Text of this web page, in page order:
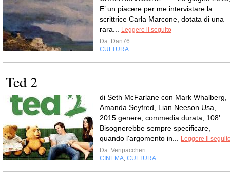
E’ un piacere per me intervistare la
scrittrice Carla Marcone, dotata di una
rara...
Leggere il seguito
Da Dan76
CULTURA
Ted 2
di Seth McFarlane con Mark Whalberg,
Amanda Seyfred, Lian Neeson Usa,
2015 genere, commedia durata, 108'
Bisognerebbe sempre specificare,
quando l'argomento in...
Leggere il
Da Veripaccheri
CINEMA CULTURA